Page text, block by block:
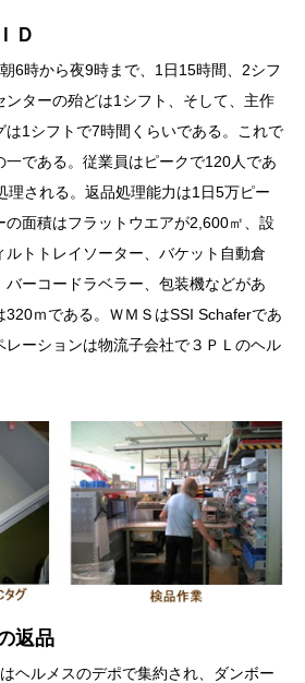
Ｄ
6時から夜9時まで、1日15時間、2シフ
ンターの殆どは1シフト、そして、主作
は1シフトで7時間くらいである。これで
一である。従業員はピークで120人であ
理される。返品処理能力は1日5万ピー
の面積はフラットウエアが2,600㎡、設
トトレイソーター、バケット自動倉
バーコードラベラー、包装機などがあ
320ｍである。ＷＭＳはSSI Schaferであ
レーションは物流子会社で３ＰＬのヘル
返品
ヘルメスのデポで集約され、ダンボー